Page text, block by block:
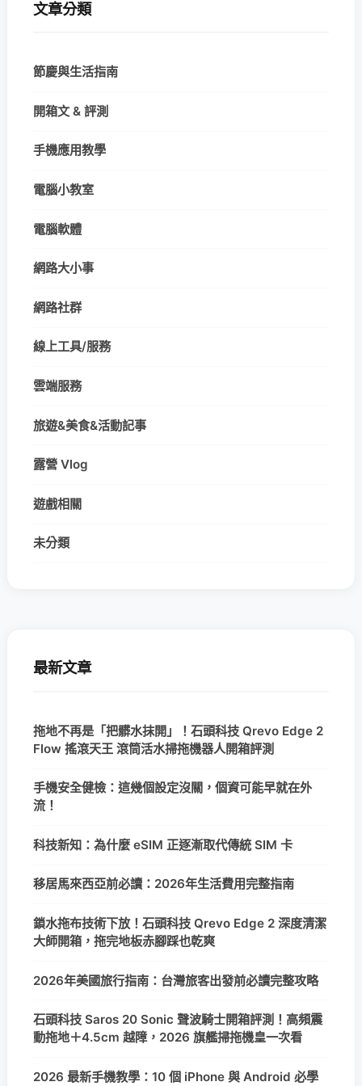
文章分類
節慶與生活指南
開箱文 & 評測
手機應用教學
電腦小教室
電腦軟體
網路大小事
網路社群
線上工具/服務
雲端服務
旅遊&美食&活動記事
露營 Vlog
遊戲相關
未分類
最新文章
拖地不再是「把髒水抹開」！石頭科技 Qrevo Edge 2
Flow 搖滾天王 滾筒活水掃拖機器人開箱評測
手機安全健檢：這幾個設定沒關，個資可能早就在外
流！
科技新知：為什麼 eSIM 正逐漸取代傳統 SIM 卡
移居馬來西亞前必讀：2026年生活費用完整指南
鎖水拖布技術下放！石頭科技 Qrevo Edge 2 深度清潔
大師開箱，拖完地板赤腳踩也乾爽
2026年美國旅行指南：台灣旅客出發前必讀完整攻略
石頭科技 Saros 20 Sonic 聲波騎士開箱評測！高頻震
動拖地＋4.5cm 越障，2026 旗艦掃拖機皇一次看
2026 最新手機教學：10 個 iPhone 與 Android 必學